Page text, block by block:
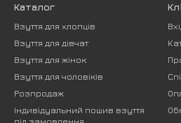
Каталог
Взуття для хлопців
Взуття для дівчат
Взуття для жінок
Взуття для чоловіків
Розпродаж
Індивідуальний пошив взуття